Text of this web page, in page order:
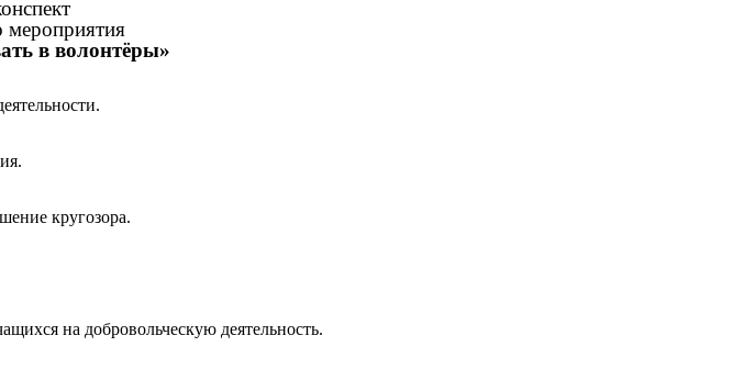
мероприятия
в волонтёры»
кругозора.
на добровольческую деятельность.